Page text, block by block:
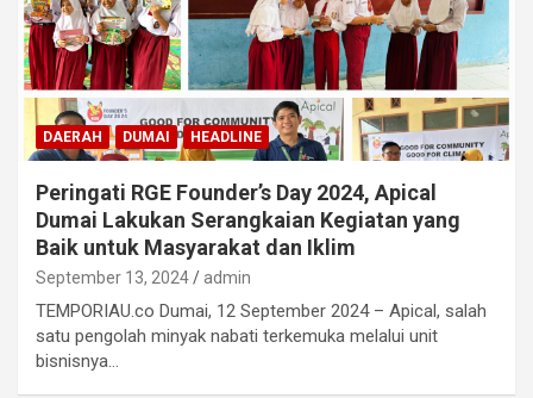
DAERAH DUMAI HEADLINE
Peringati RGE Founder’s Day 2024, Apical
Dumai Lakukan Serangkaian Kegiatan yang
Baik untuk Masyarakat dan Iklim
September 13, 2024 admin
TEMPORIAU.co Dumai, 12 September 2024 – Apical, salah
satu pengolah minyak nabati terkemuka melalui unit
bisnisnya…